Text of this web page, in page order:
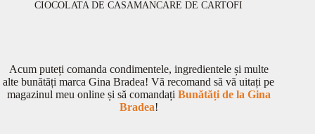
CIOCOLATA DE CASAMANCARE DE CARTOFI
Acum puteți comanda condimentele, ingredientele și multe
alte bunătăți marca Gina Bradea! Vă recomand să vă uitați pe
magazinul meu online și să comandați Bunătăți de la Gina
Bradea!